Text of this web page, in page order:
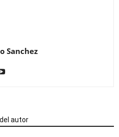
Sanchez
autor